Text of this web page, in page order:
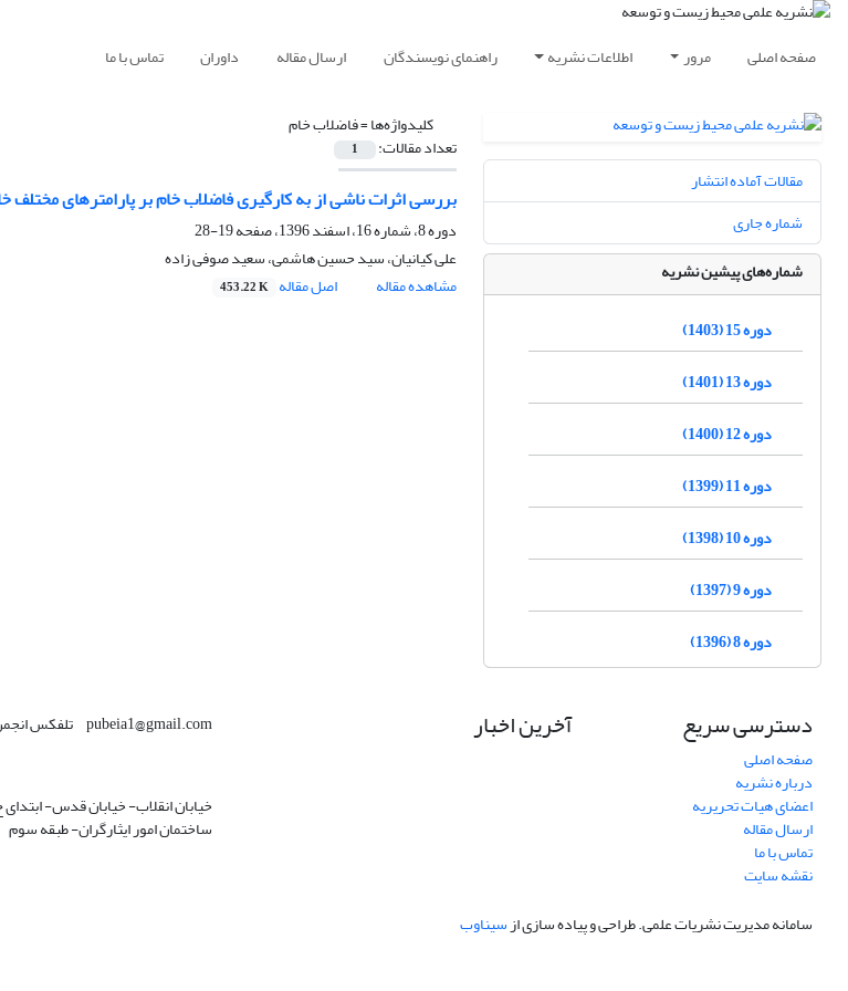
صفحه اصلی مرور اطلاعات نشریه راهنمای نویسندگان ارسال مقاله داوران تماس با ما
کلیدواژه‌ها =فاضلاب خام
تعداد مقالات: 1
بررسی اثرات ناشی از به کارگیری فاضلاب خام بر پارامترهای مختلف
دوره 8، شماره 16، اسفند 1396، صفحه
19-28
علی کیانیان، سید حسین هاشمی، سعید صوفی زاده
مشاهده مقاله
اصل مقاله 453.22 K
مقالات آماده انتشار
شماره جاری
شماره‌های پیشین نشریه
دوره 15 (1403)
دوره 13 (1401)
دوره 12 (1400)
دوره 11 (1399)
دوره 10 (1398)
دوره 9 (1397)
دوره 8 (1396)
دسترسی سریع
صفحه اصلی
درباره نشریه
اعضای هیات تحریریه
ارسال مقاله
تماس با ما
نقشه سایت
آخرین اخبار pubeia1@gmail.com تلفکس انجمن: 66950848- 021
ساختمان امور ایثارگران- طبقه سوم
سامانه مدیریت نشریات علمی.طراحی و پیاده سازی ازسیناوب